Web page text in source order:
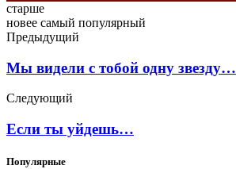
старше
новее самый популярный
Предыдущий
Мы видели с тобой одну звезду…
Следующий
Если ты уйдешь…
Популярные